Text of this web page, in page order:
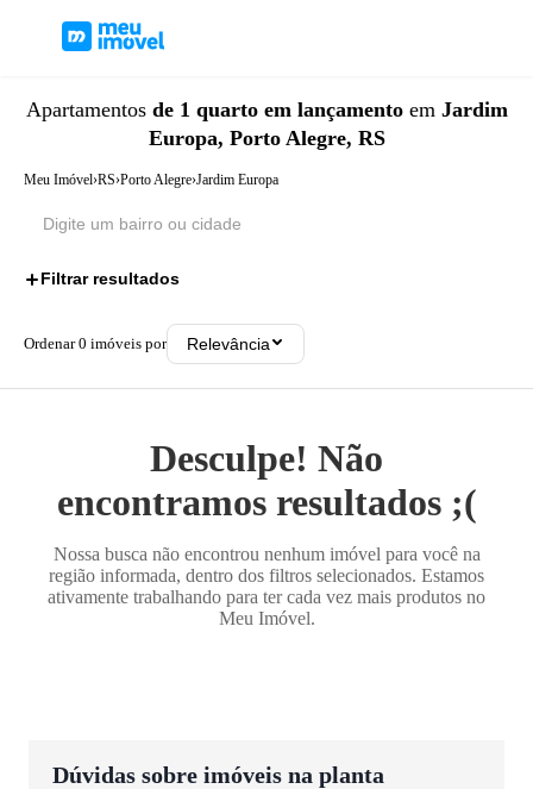
Apartamentos de 1 quarto em lançamento em Jardim
Europa, Porto Alegre, RS
Meu Imóvel›RS›Porto Alegre›Jardim Europa
Filtrar resultados
Ordenar0 imóveis por Relevância
Desculpe! Não
encontramos resultados ;(
Nossa busca não encontrou nenhum imóvel para você na
região informada, dentro dos filtros selecionados. Estamos
ativamente trabalhando para ter cada vez mais produtos no
Meu Imóvel.
Dúvidas sobre imóveis na planta